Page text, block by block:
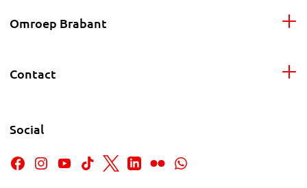
Omroep Brabant
Contact
Social